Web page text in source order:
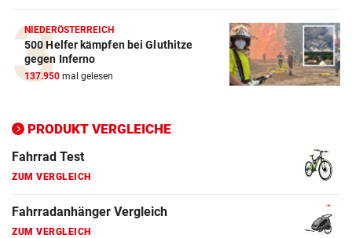
NIEDERÖSTERREICH
500 Helfer kämpfen bei Gluthitze
gegen Inferno
137.950 mal gelesen
PRODUKT VERGLEICHE
ZUM VERGLEICH
Elektro-Scooter Vergleich
ZUM VERGLEICH
ZUM VERGLEICH
Fahrrad Test
ZUM VERGLEICH
Fahrradanhänger Vergleich
ZUM VERGLEICH